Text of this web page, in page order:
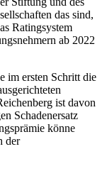
das sind,
Ratingsystem
ab 2022
im ersten Schritt die
ist davon
Schadenersatz
könne
der